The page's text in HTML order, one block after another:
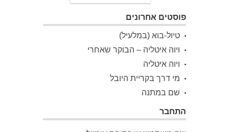
פוסטים אחרונים
טיול-בוא (במלעיל)
ויוה איטליה – הבוקר שאחרי
ויוה איטליה
מי דרך בקריית היובל
שם במתנה
התחבר